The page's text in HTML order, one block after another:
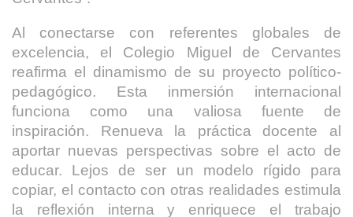
Al conectarse con referentes globales de
excelencia, el Colegio Miguel de Cervantes
reafirma el dinamismo de su proyecto político-
pedagógico. Esta inmersión internacional
funciona como una valiosa fuente de
inspiración. Renueva la práctica docente al
aportar nuevas perspectivas sobre el acto de
educar. Lejos de ser un modelo rígido para
copiar, el contacto con otras realidades estimula
la reflexión interna y enriquece el trabajo